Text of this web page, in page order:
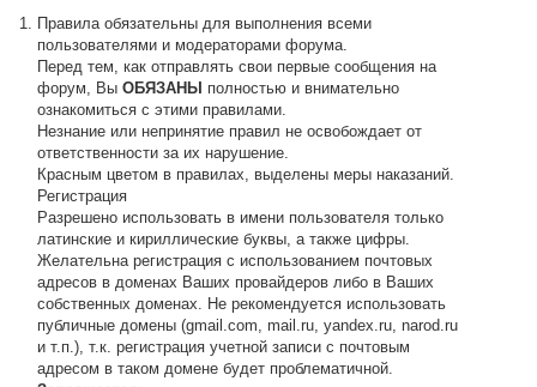
Правила обязательны для выполнения всеми
пользователями и модераторами форума.
Перед тем, как отправлять свои первые сообщения на
форум, ВыОБЯЗАНЫ полностью и внимательно
ознакомиться с этими правилами.
Незнание или непринятие правил не освобождает от
ответственности за их нарушение.
Красным цветом в правилах, выделены меры наказаний.
Регистрация
Разрешено использовать в имени пользователя только
латинские и кириллические буквы, а также цифры.
Желательна регистрация с использованием почтовых
адресов в доменах Ваших провайдеров либо в Ваших
собственных доменах. Не рекомендуется использовать
публичные домены (gmail.com, mail.ru, yandex.ru, narod.ru
и т.п.), т.к. регистрация учетной записи с почтовым
адресом в таком домене будет проблематичной.